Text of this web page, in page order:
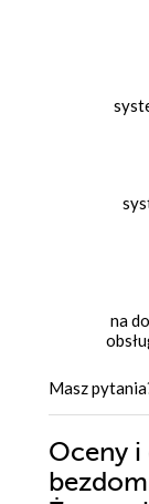
na
Masz
Oceny